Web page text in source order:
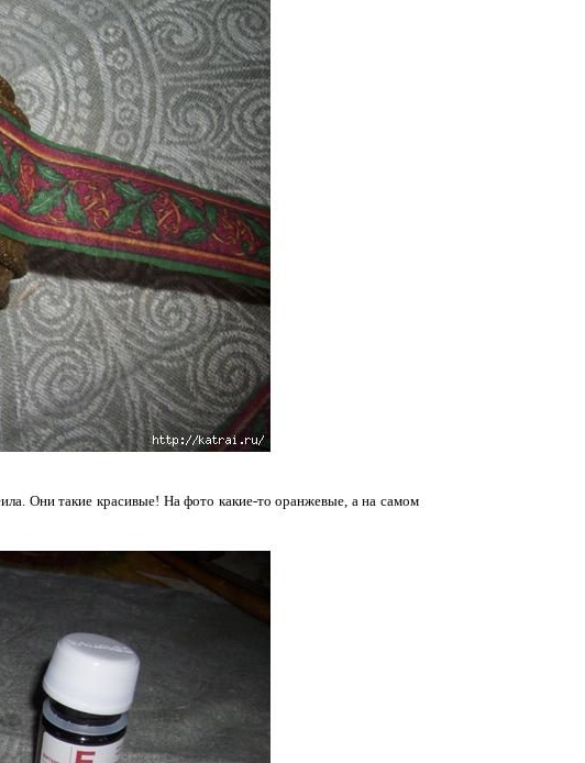
Они такие красивые! На фото какие-то оранжевые, а на самом